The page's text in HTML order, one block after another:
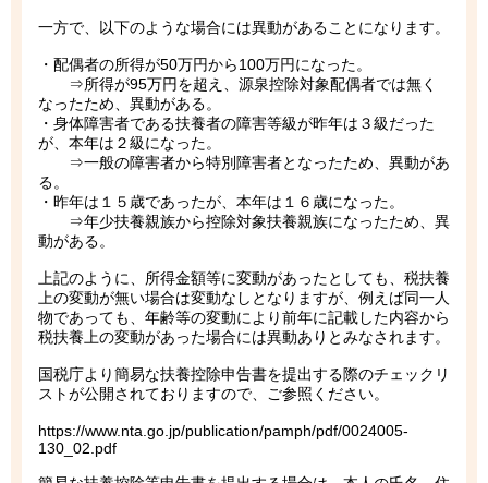
一方で、以下のような場合には異動があることになります。
・配偶者の所得が50万円から100万円になった。
⇒所得が95万円を超え、源泉控除対象配偶者では無く
なったため、異動がある。
・身体障害者である扶養者の障害等級が昨年は３級だった
が、本年は２級になった。
⇒一般の障害者から特別障害者となったため、異動があ
る。
・昨年は１５歳であったが、本年は１６歳になった。
⇒年少扶養親族から控除対象扶養親族になったため、異
動がある。
上記のように、所得金額等に変動があったとしても、税扶養
上の変動が無い場合は変動なしとなりますが、例えば同一人
物であっても、年齢等の変動により前年に記載した内容から
税扶養上の変動があった場合には異動ありとみなされます。
国税庁より簡易な扶養控除申告書を提出する際のチェックリ
ストが公開されておりますので、ご参照ください。
https://www.nta.go.jp/publication/pamph/pdf/0024005-
130_02.pdf